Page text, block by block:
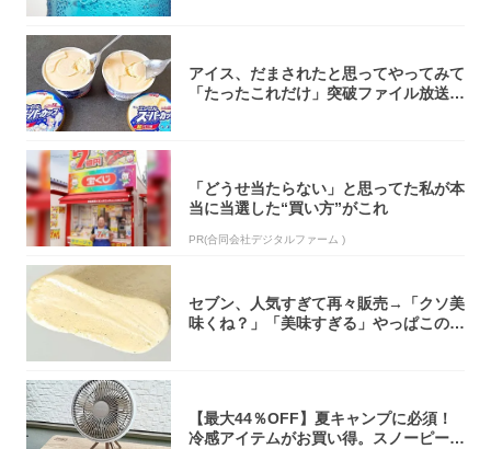
アイス、だまされたと思ってやってみて
「たったこれだけ」突破ファイル放送で
「どうせ当たらない」と思ってた私が本
当に当選した“買い方”がこれ
PR(合同会社デジタルファーム )
セブン、人気すぎて再々販売→「クソ美
味くね？」「美味すぎる」やっぱこのク
【最大44％OFF】夏キャンプに必須！
冷感アイテムがお買い得。スノーピー